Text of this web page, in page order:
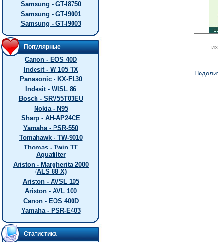
Samsung - GT-I8750
Samsung - GT-I9001
Samsung - GT-I9003
Популярные
Canon - EOS 40D
Indesit - W 105 TX
Panasonic - KX-F130
Indesit - WISL 86
Bosch - SRV55T03EU
Nokia - N95
Sharp - AH-AP24CE
Yamaha - PSR-550
Tomahawk - TW-9010
Thomas - Twin TT
Aquafilter
Ariston - Margherita 2000
(ALS 88 X)
Ariston - AVSL 105
Ariston - AVL 100
Canon - EOS 400D
Yamaha - PSR-E403
Статистика